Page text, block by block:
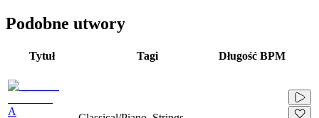
Podobne utwory
Tytuł Tagi Długość BPM
A